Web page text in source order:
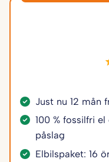
Just nu 12 mån
100 % fossilfri
påslag
Elbilspaket: 16